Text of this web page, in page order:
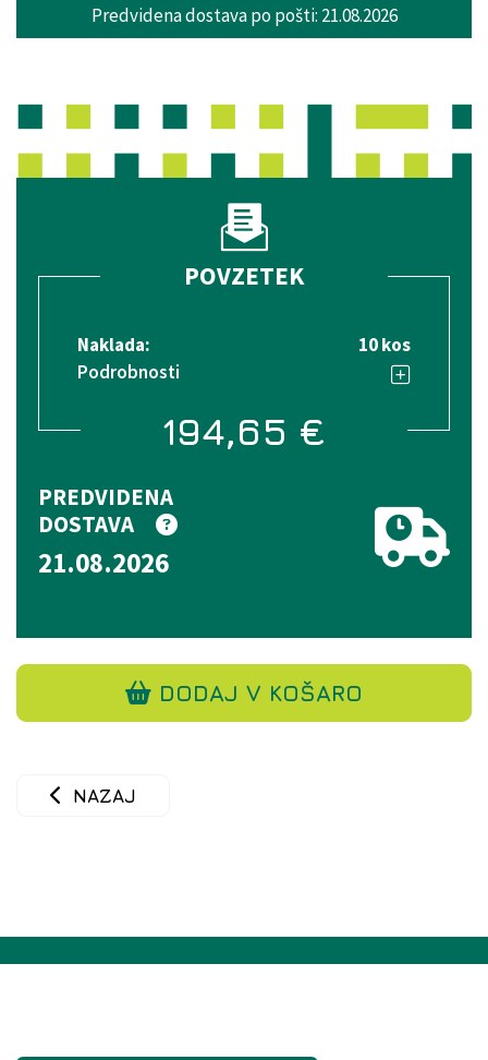
Predvidena dostava po pošti: 21.08.2026
POVZETEK
Naklada:
10 kos
Podrobnosti
194,65 €
PREDVIDENA
DOSTAVA
21.08.2026
DODAJ V KOŠARO
NAZAJ